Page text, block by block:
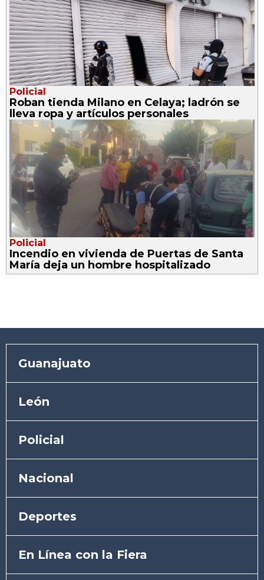
Policial
Roban tienda Milano en Celaya; ladrón se
lleva ropa y artículos personales
Policial
Incendio en vivienda de Puertas de Santa
María deja un hombre hospitalizado
Guanajuato
León
Policial
Nacional
Deportes
En Línea con la Fiera